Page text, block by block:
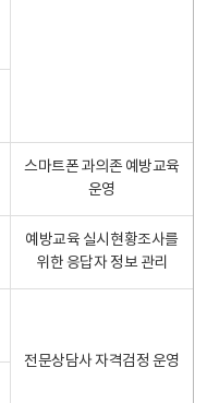
스마트폰 과의존 예방교육
운영
예방교육 실시현황조사를
위한 응답자 정보 관리
전문상담사 자격검정 운영